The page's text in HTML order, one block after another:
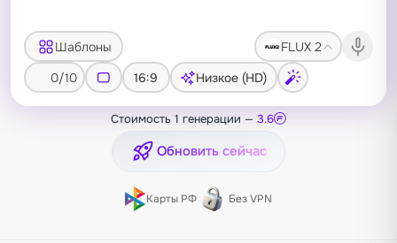
Шаблоны
FLUX 2
0/10
16:9 Низкое (HD)
Стоимость 1 генерации — 3.6
Обновить сейчас
Карты РФ Без VPN